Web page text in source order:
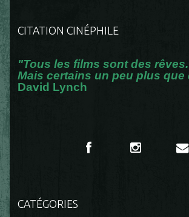
CITATION CINÉPHILE
"Tous les films sont des rêves.
Mais certains un peu plus que
David Lynch
CATÉGORIES